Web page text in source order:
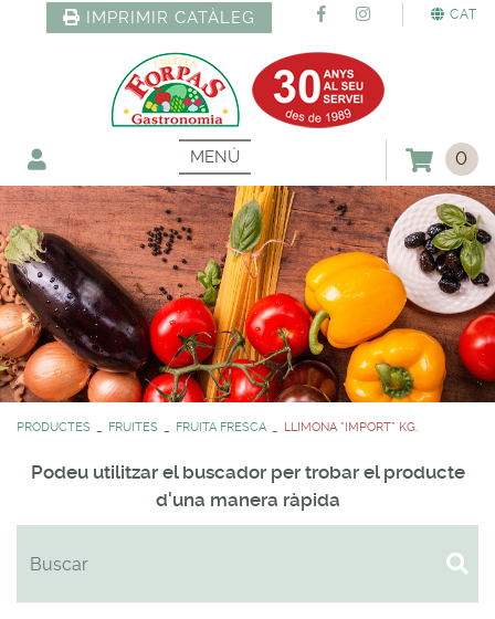
CAT
IMPRIMIR CATÀLEG
MENÚ 0
PRODUCTES FRUITES FRUITA FRESCA LLIMONA *IMPORT* KG.
Podeu utilitzar el buscador per trobar el producte
d'una manera ràpida